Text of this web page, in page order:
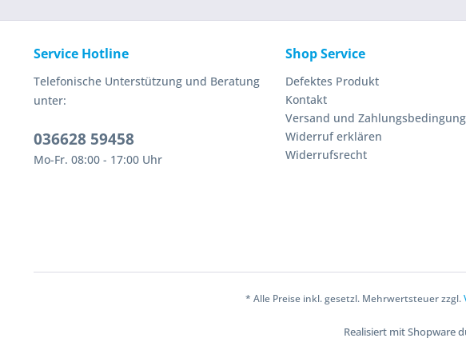
Service Hotline
Telefonische Unterstützung und Beratung
unter:
036628 59458
Mo-Fr. 08:00 - 17:00 Uhr
Shop Service
Defektes Produkt
Kontakt
Versand und
Widerruf erklären
Widerrufsrecht
* Alle Preise inkl. gesetzl. Mehrwertsteuer zzgl.
Realisiert mit Shopware